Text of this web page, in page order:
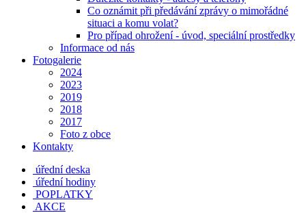
Co oznámit při předávání zprávy o mimořádné
situaci a komu volat?
Pro případ ohrožení - úvod, speciální prostředky
Informace od nás
Fotogalerie
2024
2023
2019
2018
2017
Foto z obce
Kontakty
úřední deska
úřední hodiny
POPLATKY
AKCE